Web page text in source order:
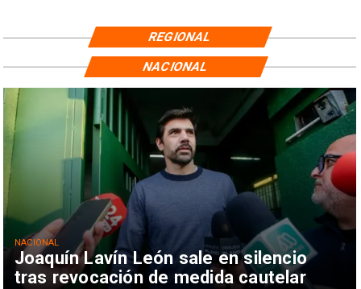
REGIONAL
Joaquín Lavín León sale en silencio
tras revocación de medida cautelar
NACIONAL
NACIONAL